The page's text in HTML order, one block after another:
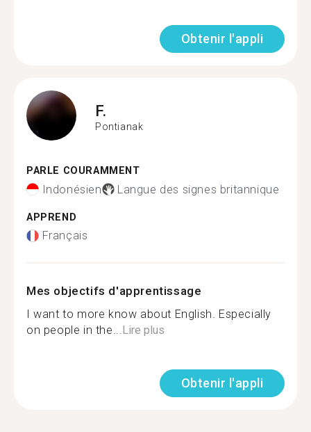
Obtenir l'appli
F.
Pontianak
PARLE COURAMMENT
Indonésien Langue des signes britannique
APPREND
Français
Mes objectifs d'apprentissage
I want to more know about English. Especially
on people in the...Lire plus
Obtenir l'appli